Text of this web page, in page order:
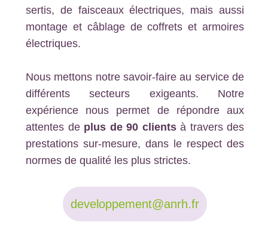
sertis, de faisceaux électriques, mais aussi
montage et câblage de coffrets et armoires
électriques.
Nous mettons notre savoir-faire au service de
différents secteurs exigeants. Notre
expérience nous permet de répondre aux
attentes de plus de 90 clientsà travers des
prestations sur-mesure, dans le respect des
normes de qualité les plus strictes.
developpement@anrh.fr